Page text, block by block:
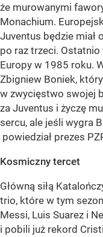
że murowanymi
Monachium.
Juventus będzie
po raz trzeci. Ostatnio
Europy w 1985 roku.
Zbigniew Boniek,
w zwycięstwo swojej
za Juventus i życzę
sercu, ale jeśli wygra
powiedział prezes
Kosmiczny tercet
Główną siłą
trio, które w tym
Messi, Luis Suarez i
i pobili już rekord